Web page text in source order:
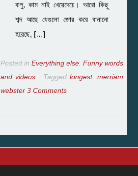
বাপু, কাম নাই খেয়েদেয়ে। আরো কিছু
শব্দ আছে যেগুলো জোর করে বানানো
হয়েছে, […]
Posted in Everything else, Funny words
and videos
Tagged longest, merriam
webster 3 Comments